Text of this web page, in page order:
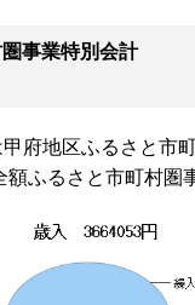
村圏事業特別
府地区ふるさと市
ふるさと市町村圏